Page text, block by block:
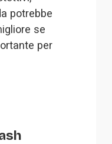
potrebbe
se
per